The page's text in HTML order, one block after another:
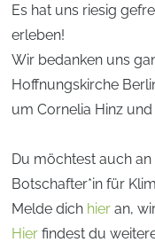
Es hat uns riesig
erleben!
Wir bedanken uns
Hoffnungskirche
um Cornelia Hinz und
Du möchtest auch
Botschafter*in für
Melde dich hier an,
Hier findest du